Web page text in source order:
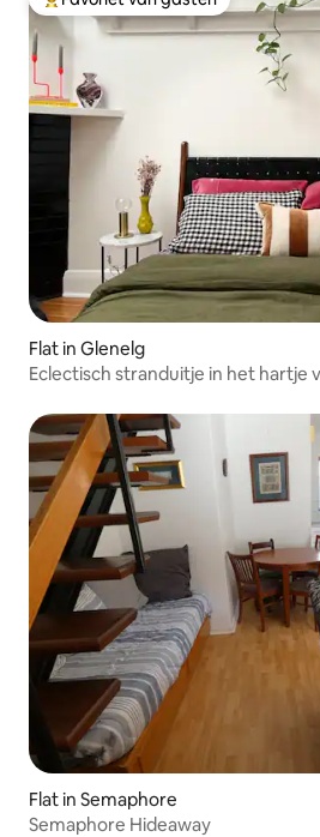
Topfavoriet van gasten
Flat in Glenelg
Eclectisch stranduitje in het hartje
Flat in Semaphore
Semaphore Hideaway